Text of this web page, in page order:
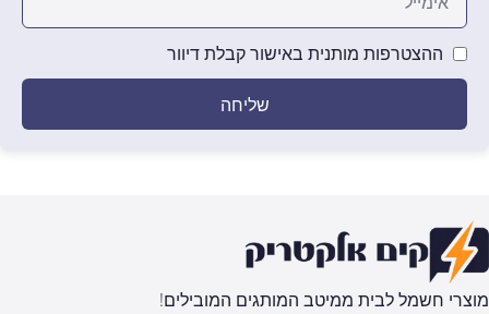
ההצטרפות מותנית באישור קבלת דיוור
שליחה
מוצרי חשמל לבית ממיטב המותגים המובילים!